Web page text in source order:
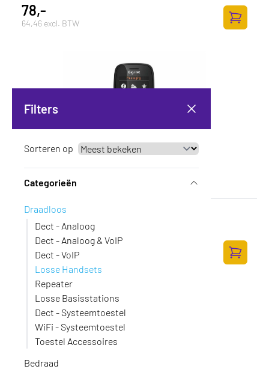
Filters
Sorteren op
Categorieën
Draadloos
Dect - Analoog
Dect - Analoog & VoIP
Dect - VoIP
Losse Handsets
Repeater
Losse Basisstations
Dect - Systeemtoestel
WiFi - Systeemtoestel
Toestel Accessoires
Bedraad
78,-
64,46 excl. BTW
Gigaset SL850 H PRO IM
Op voorraad · S30852-H3175-R102
137,-
113,22 excl. BTW